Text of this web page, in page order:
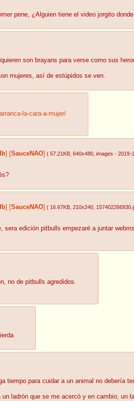
pene, ¿Alguien tiene el video jorgito
son brayans para verse como sus
mujeres, así de estúpidos se ven.
la-cara-a-mujer/
] [SauceNAO] ( 57.21KB , 640x480 , images -
] [SauceNAO] ( 16.67KB , 210x240 ,
sera edición pitbulls empezaré a juntar webms
no de pitbulls agredidos.
tiempo para cuidar a un animal no debería
un ladrón que se me acercó y en cambio,